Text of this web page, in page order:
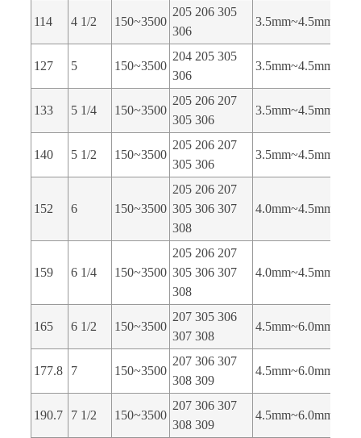
114 4 1/2 150~3500
205 206 305
306
3.5mm~4.5mm
127 5 150~3500
204 205 305
306
3.5mm~4.5mm
133 5 1/4 150~3500
205 206 207
305 306
3.5mm~4.5mm
140 5 1/2 150~3500
205 206 207
305 306
3.5mm~4.5mm
152 6 150~3500
205 206 207
305 306 307
308
4.0mm~4.5mm
159 6 1/4 150~3500
205 206 207
305 306 307
308
4.0mm~4.5mm
165 6 1/2 150~3500
207 305 306
307 308
4.5mm~6.0mm
177.8 7 150~3500
207 306 307
308 309
4.5mm~6.0mm
190.7 7 1/2 150~3500
207 306 307
308 309
4.5mm~6.0mm